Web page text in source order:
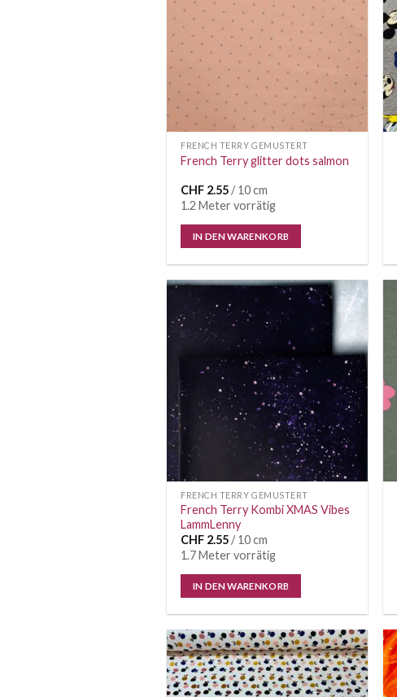
FRENCH TERRY GEMUSTERT
French Terry glitter dots salmon
CHF 2.55/ 10 cm
1.2 Meter vorrätig
IN DEN WARENKORB
Auf die
FRENCH TERRY GEMUSTERT
French Terry Kombi XMAS Vibes
LammLenny
CHF 2.55/ 10 cm
1.7 Meter vorrätig
IN DEN WARENKORB
Auf die
Wunschliste